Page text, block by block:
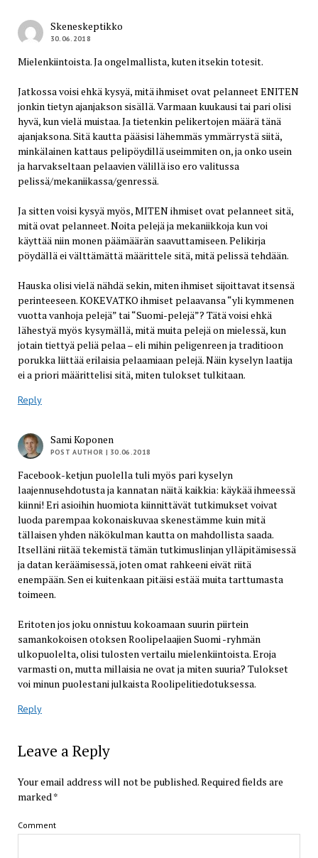
Skeneskeptikko
30.06.2018
Mielenkiintoista. Ja ongelmallista, kuten itsekin totesit.
Jatkossa voisi ehkä kysyä, mitä ihmiset ovat pelanneet ENITEN
jonkin tietyn ajanjakson sisällä. Varmaan kuukausi tai pari olisi
hyvä, kun vielä muistaa. Ja tietenkin pelikertojen määrä tänä
ajanjaksona. Sitä kautta pääsisi lähemmäs ymmärrystä siitä,
minkälainen kattaus pelipöydillä useimmiten on, ja onko usein
ja harvakseltaan pelaavien välillä iso ero valitussa
pelissä/mekaniikassa/genressä.
Ja sitten voisi kysyä myös, MITEN ihmiset ovat pelanneet sitä,
mitä ovat pelanneet. Noita pelejä ja mekaniikkoja kun voi
käyttää niin monen päämäärän saavuttamiseen. Pelikirja
pöydällä ei välttämättä määrittele sitä, mitä pelissä tehdään.
Hauska olisi vielä nähdä sekin, miten ihmiset sijoittavat itsensä
perinteeseen. KOKEVATKO ihmiset pelaavansa “yli kymmenen
vuotta vanhoja pelejä” tai “Suomi-pelejä”? Tätä voisi ehkä
lähestyä myös kysymällä, mitä muita pelejä on mielessä, kun
jotain tiettyä peliä pelaa – eli mihin peligenreen ja traditioon
porukka liittää erilaisia pelaamiaan pelejä. Näin kyselyn laatija
ei a priori määrittelisi sitä, miten tulokset tulkitaan.
Reply
Sami Koponen
POST AUTHOR | 30.06.2018
Facebook-ketjun puolella tuli myös pari kyselyn
laajennusehdotusta ja kannatan näitä kaikkia: käykää ihmeessä
kiinni! Eri asioihin huomiota kiinnittävät tutkimukset voivat
luoda parempaa kokonaiskuvaa skenestämme kuin mitä
tällaisen yhden näkökulman kautta on mahdollista saada.
Itselläni riitää tekemistä tämän tutkimuslinjan ylläpitämisessä
ja datan keräämisessä, joten omat rahkeeni eivät riitä
enempään. Sen ei kuitenkaan pitäisi estää muita tarttumasta
toimeen.
Eritoten jos joku onnistuu kokoamaan suurin piirtein
samankokoisen otoksen Roolipelaajien Suomi -ryhmän
ulkopuolelta, olisi tulosten vertailu mielenkiintoista. Eroja
varmasti on, mutta millaisia ne ovat ja miten suuria? Tulokset
voi minun puolestani julkaista Roolipelitiedotuksessa.
Reply
Leave a Reply
Your email address will not be published.Required fields are
marked*
Comment